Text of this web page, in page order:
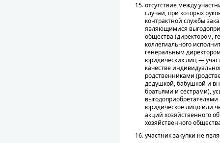
отсутствие между
случаи, при которых
контрактной службы
являющимися
общества (директором,
коллегиального
генеральным
юридических лиц —
качестве
родственниками
дедушкой, бабушкой и
братьями и сестрами),
юридическое лицо или
акций хозяйственного
хозяйственного
участник закупки не